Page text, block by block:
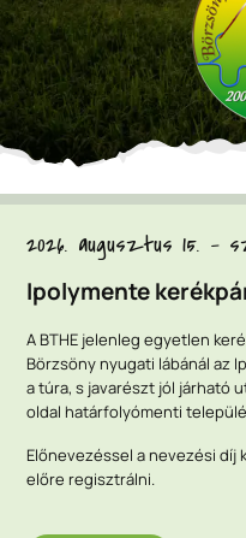
2026. augusztus 15. -
Ipolymente
A BTHE jelenleg egyetlen
Börzsöny nyugati lábánál az
a túra, s javarészt jól járható
oldal határfolyómenti
Előnevezéssel a nevezési díj
előre regisztrálni.